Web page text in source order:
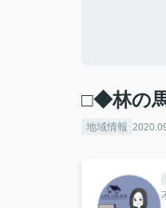
□◆林の
地域情報